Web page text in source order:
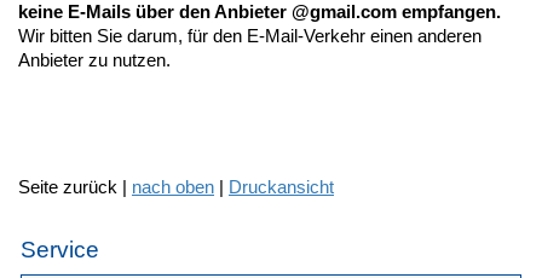
keine E-Mails über den Anbieter @gmail.com empfangen.
Wir bitten Sie darum, für den E-Mail-Verkehr einen anderen
Anbieter zu nutzen.
Seite zurück | nach oben Druckansicht
Service